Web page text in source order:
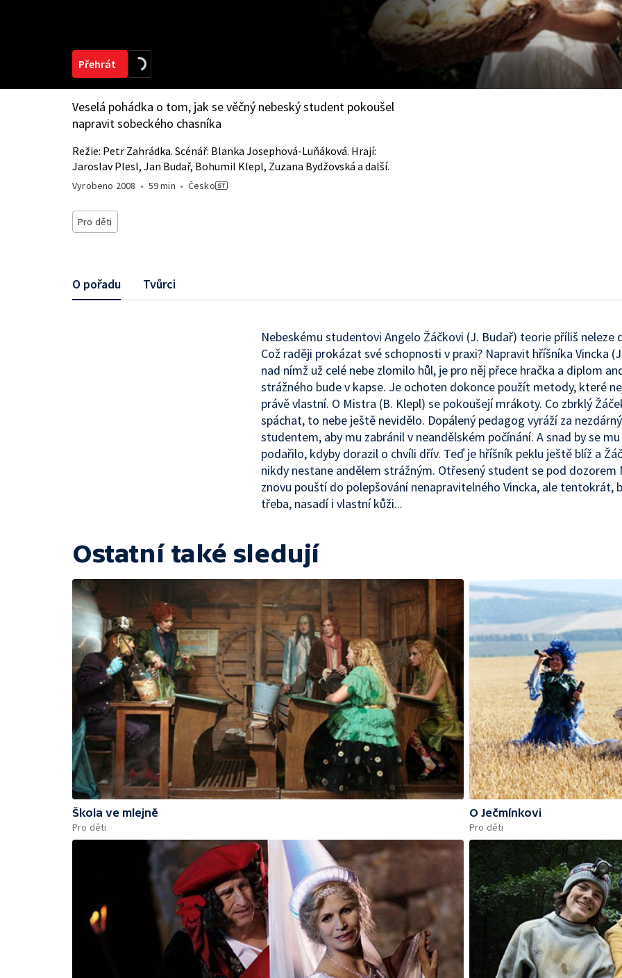
Přehrát
Veselá pohádka o tom, jak se věčný nebeský student pokoušel
napravit sobeckého chasníka
Režie: Petr Zahrádka. Scénář: Blanka Josephová-Luňáková. Hrají:
Jaroslav Plesl, Jan Budař, Bohumil Klepl, Zuzana Bydžovská a další.
Vyrobeno 2008 • 59 min • Česko
Pro děti
O pořadu Tvůrci
Nebeskému studentovi Angelo Žáčkovi (J. Budař) teorie příliš neleze
Což raději prokázat své schopnosti v praxi? Napravit hříšníka Vincka
nad nímž už celé nebe zlomilo hůl, je pro něj přece hračka a diplom
strážného bude v kapse. Je ochoten dokonce použít metody, které
právě vlastní. O Mistra (B. Klepl) se pokoušejí mrákoty. Co zbrklý
spáchat, to nebe ještě nevidělo. Dopálený pedagog vyráží za
studentem, aby mu zabránil v neandělském počínání. A snad by se
podařilo, kdyby dorazil o chvíli dřív. Teď je hříšník peklu ještě blíž a
nikdy nestane andělem strážným. Otřesený student se pod dozorem
znovu pouští do polepšování nenapravitelného Vincka, ale tentokrát,
třeba, nasadí i vlastní kůži...
Ostatní také sledují
Škola ve mlejně
Pro děti
O Ječmínkovi
Pro děti